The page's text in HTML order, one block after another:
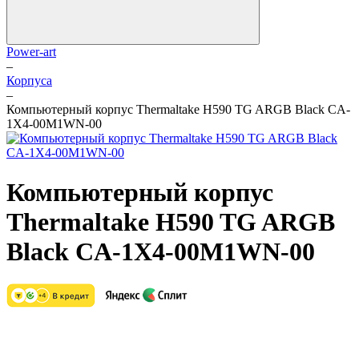
Power-art
–
Корпуса
–
Компьютерный корпус Thermaltake H590 TG ARGB Black CA-
1X4-00M1WN-00
Компьютерный корпус
Thermaltake H590 TG ARGB
Black CA-1X4-00M1WN-00